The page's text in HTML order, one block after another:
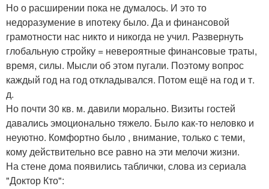
Но о расширении пока не думалось. И это то
недоразумение в ипотеку было. Да и финансовой
грамотности нас никто и никогда не учил. Развернуть
глобальную стройку = невероятные финансовые траты,
время, силы. Мысли об этом пугали. Поэтому вопрос
каждый год на год откладывался. Потом ещё на год и т.
д.
Но почти 30 кв. м. давили морально. Визиты гостей
давались эмоционально тяжело. Было как-то неловко и
неуютно. Комфортно было , внимание, только с теми,
кому действительно все равно на эти мелочи жизни.
На стене дома появились таблички, слова из сериала
"Доктор Кто":